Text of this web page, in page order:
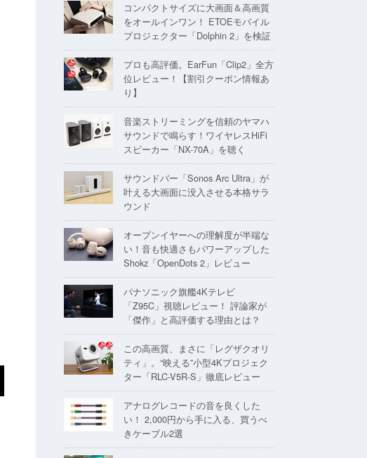
コンパクトサイズに大画面＆高画質
をオールインワン！ ETOEモバイル
プロジェクター「Dolphin 2」を検証
プロも高評価。EarFun「Clip2」全方
位レビュー！【割引クーポン情報あ
り】
音楽ストリーミングを信頼のヤマハ
サウンドで鳴らす！ワイヤレスHiFi
スピーカー「NX-70A」を聴く
サウンドバー「Sonos Arc Ultra」が
叶える大画面に没入させる本格サラ
ウンド
オープンイヤーへの理解度が半端な
い！音も快適さもパワーアップした
Shokz「OpenDots 2」レビュー
パナソニック旗艦4Kテレビ
「Z95C」視聴レビュー！ 評論家が
「傑作」と高評価する理由とは？
この高画質、まさに「レグザクオリ
ティ」。“映える”小型4Kプロジェク
ター「RLC-V5R-S」徹底レビュー
アナログレコードの音を良くした
い！ 2,000円から手に入る、買うべ
きケーブル2選